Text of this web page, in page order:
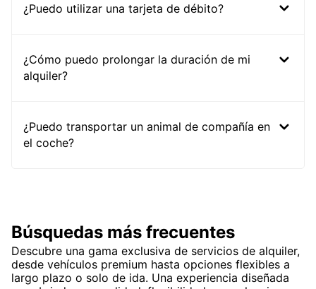
¿Puedo utilizar una tarjeta de débito?
¿Cómo puedo prolongar la duración de mi
alquiler?
¿Puedo transportar un animal de compañía en
el coche?
Búsquedas más frecuentes
Descubre una gama exclusiva de servicios de alquiler,
desde vehículos premium hasta opciones flexibles a
largo plazo o solo de ida. Una experiencia diseñada